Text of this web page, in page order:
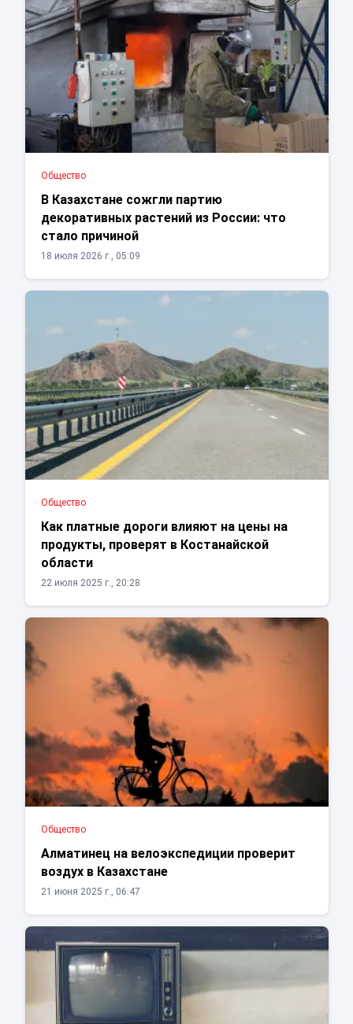
Общество
В Казахстане сожгли партию
декоративных растений из России: что
стало причиной
18 июля 2026 г., 05:09
Общество
Как платные дороги влияют на цены на
продукты, проверят в Костанайской
области
22 июля 2025 г., 20:28
Общество
Алматинец на велоэкспедиции проверит
воздух в Казахстане
21 июня 2025 г., 06:47